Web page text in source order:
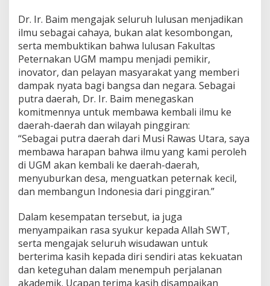
P
K
3
,
9
9
)
Dr. Ir. Baim mengajak seluruh lulusan menjadikan
ilmu sebagai cahaya, bukan alat kesombongan,
serta membuktikan bahwa lulusan Fakultas
Peternakan UGM mampu menjadi pemikir,
inovator, dan pelayan masyarakat yang memberi
dampak nyata bagi bangsa dan negara. Sebagai
putra daerah, Dr. Ir. Baim menegaskan
komitmennya untuk membawa kembali ilmu ke
daerah-daerah dan wilayah pinggiran:
“Sebagai putra daerah dari Musi Rawas Utara, saya
membawa harapan bahwa ilmu yang kami peroleh
di UGM akan kembali ke daerah-daerah,
menyuburkan desa, menguatkan peternak kecil,
dan membangun Indonesia dari pinggiran.”
Dalam kesempatan tersebut, ia juga
menyampaikan rasa syukur kepada Allah SWT,
serta mengajak seluruh wisudawan untuk
berterima kasih kepada diri sendiri atas kekuatan
dan keteguhan dalam menempuh perjalanan
akademik. Ucapan terima kasih disampaikan